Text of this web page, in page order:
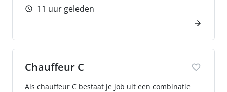
11 uur geleden
Chauffeur C
Als chauffeur C bestaat je job uit een combinatie